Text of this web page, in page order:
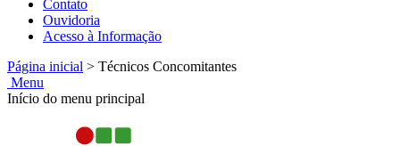
Contato
Ouvidoria
Acesso à Informação
Página inicial > Técnicos Concomitantes
Menu
Início do menu principal